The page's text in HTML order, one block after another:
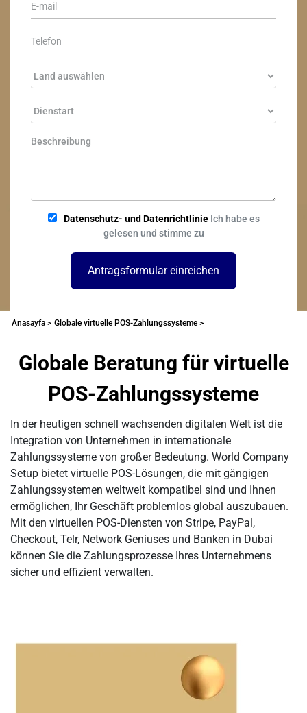
Datenschutz- und DatenrichtlinieIch habe es
gelesen und stimme zu
Antragsformular einreichen
Anasayfa > Globale virtuelle POS-Zahlungssysteme >
Globale Beratung für virtuelle
POS-Zahlungssysteme
In der heutigen schnell wachsenden digitalen Welt ist die
Integration von Unternehmen in internationale
Zahlungssysteme von großer Bedeutung. World Company
Setup bietet virtuelle POS-Lösungen, die mit gängigen
Zahlungssystemen weltweit kompatibel sind und Ihnen
ermöglichen, Ihr Geschäft problemlos global auszubauen.
Mit den virtuellen POS-Diensten von Stripe, PayPal,
Checkout, Telr, Network Geniuses und Banken in Dubai
können Sie die Zahlungsprozesse Ihres Unternehmens
sicher und effizient verwalten.